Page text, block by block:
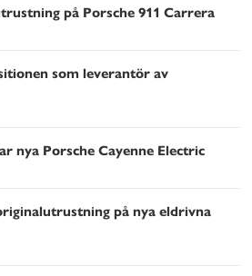
på Porsche 911 Carrera
som leverantör av
nya Porsche Cayenne Electric
på nya eldrivna